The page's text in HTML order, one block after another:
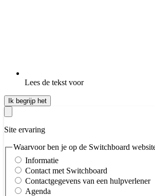
Lees de tekst voor
Ik begrijp het
Site ervaring
Waarvoor ben je op de Switchboard
Informatie
Contact met Switchboard
Contactgegevens van een hulpverlener
Agenda